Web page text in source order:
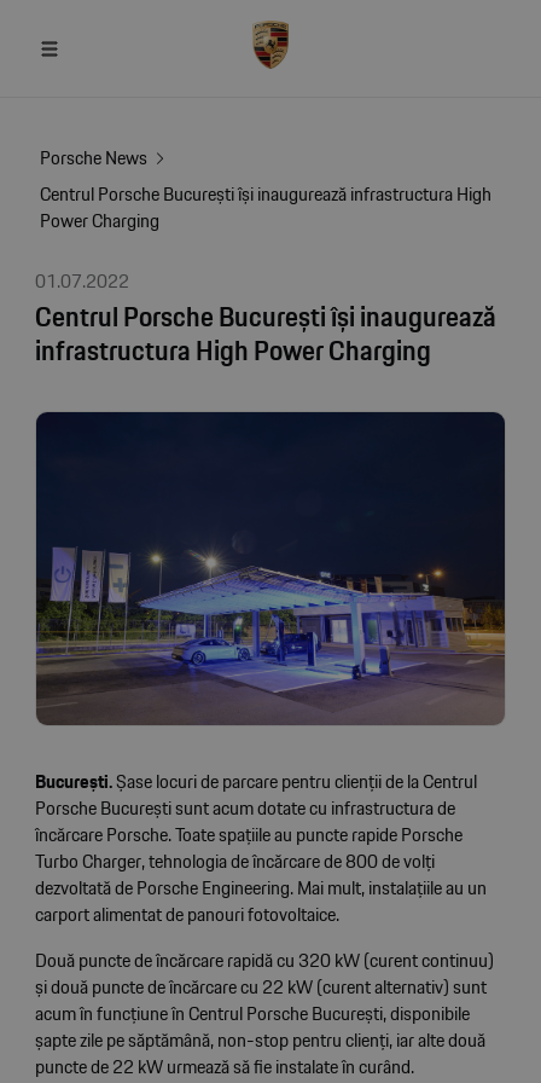
Porsche News
Centrul Porsche București își inaugurează infrastructura High
Power Charging
01.07.2022
Centrul Porsche București își inaugurează
infrastructura High Power Charging
București.Șase locuri de parcare pentru clienții de la Centrul
Porsche București sunt acum dotate cu infrastructura de
încărcare Porsche. Toate spațiile au puncte rapide Porsche
Turbo Charger, tehnologia de încărcare de 800 de volți
dezvoltată de Porsche Engineering. Mai mult, instalațiile au un
carport alimentat de panouri fotovoltaice.
Două puncte de încărcare rapidă cu 320 kW (curent continuu)
și două puncte de încărcare cu 22 kW (curent alternativ) sunt
acum în funcțiune în Centrul Porsche București, disponibile
șapte zile pe săptămână, non-stop pentru clienți, iar alte două
puncte de 22 kW urmează să fie instalate în curând.